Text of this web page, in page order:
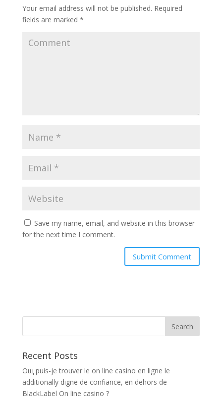
Your email address will not be published. Required
fields are marked *
Save my name, email, and website in this browser
for the next time I comment.
Recent Posts
Oщ puis-je trouver le on line casino en ligne le
additionally digne de confiance, en dehors de
BlackLabel On line casino ?